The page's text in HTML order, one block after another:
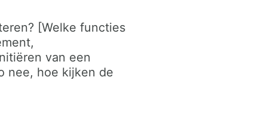
[Welke functies
van een
nee, hoe kijken de